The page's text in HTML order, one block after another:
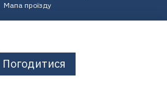
Мапа проїзду
Погодитися